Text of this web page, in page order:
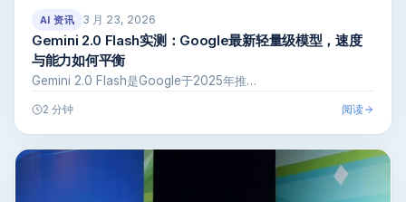
AI 资讯 3 月 23, 2026
Gemini 2.0 Flash实测：Google最新轻量级模型，速度
与能力如何平衡
Gemini 2.0 Flash是Google于2025年推…
2 分钟 阅读